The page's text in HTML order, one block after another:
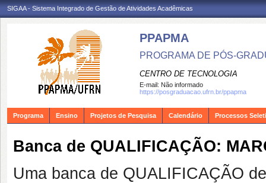
SIGAA - Sistema Integrado de Gestão de Atividades Acadêmicas
PPAPMA
PROGRAMA DE PÓS-
CENTRO DE TECNOLOGIA
E-mail: Não informado
https://posgraduacao.ufrn.br/ppapma
Programa Ensino Projetos de Pesquisa Calendário Processos
Banca de QUALIFICAÇÃO:
Uma banca de QUALIFICAÇÃO